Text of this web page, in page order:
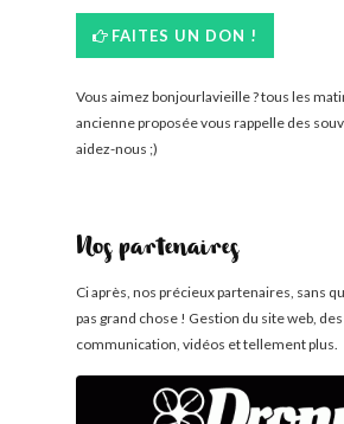
FAITES UN DON !
Vous aimez bonjourlavieille ? tous les
ancienne proposée vous rappelle des
aidez-nous ;)
Nos partenaires
Ci après, nos précieux partenaires, sans
pas grand chose ! Gestion du site web,
communication, vidéos et tellement plus.